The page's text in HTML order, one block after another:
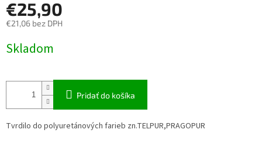
€25,90
€21,06 bez DPH
cena:
Skladom
Pridať do košíka
Tvrdilo do polyuretánových farieb zn.TELPUR,PRAGOPUR